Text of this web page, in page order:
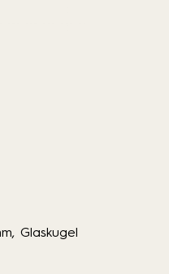
Glaskugel